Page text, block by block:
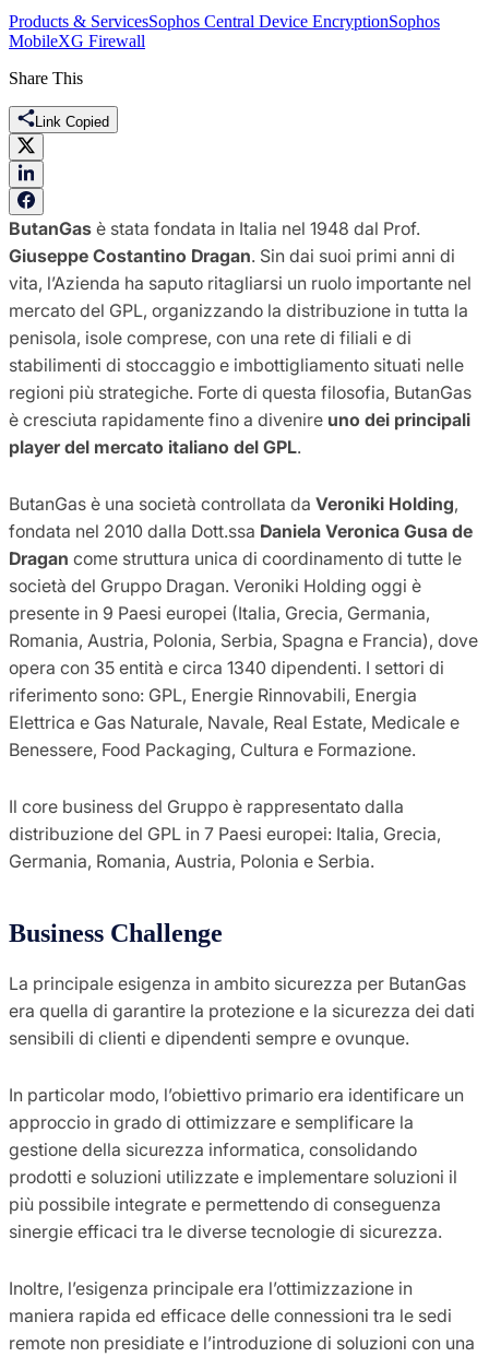
Products & ServicesSophos Central Device EncryptionSophos
MobileXG Firewall
Share This
Link Copied
ButanGas è stata fondata in Italia nel 1948 dal Prof.
Giuseppe Costantino Dragan. Sin dai suoi primi anni di
vita, l’Azienda ha saputo ritagliarsi un ruolo importante nel
mercato del GPL, organizzando la distribuzione in tutta la
penisola, isole comprese, con una rete di filiali e di
stabilimenti di stoccaggio e imbottigliamento situati nelle
regioni più strategiche. Forte di questa filosofia, ButanGas
è cresciuta rapidamente fino a divenire uno dei principali
player del mercato italiano del GPL.
ButanGas è una società controllata da Veroniki Holding,
fondata nel 2010 dalla Dott.ssa Daniela Veronica Gusa de
Dragan come struttura unica di coordinamento di tutte le
società del Gruppo Dragan. Veroniki Holding oggi è
presente in 9 Paesi europei (Italia, Grecia, Germania,
Romania, Austria, Polonia, Serbia, Spagna e Francia), dove
opera con 35 entità e circa 1340 dipendenti. I settori di
riferimento sono: GPL, Energie Rinnovabili, Energia
Elettrica e Gas Naturale, Navale, Real Estate, Medicale e
Benessere, Food Packaging, Cultura e Formazione.
Il core business del Gruppo è rappresentato dalla
distribuzione del GPL in 7 Paesi europei: Italia, Grecia,
Germania, Romania, Austria, Polonia e Serbia.
Business Challenge
La principale esigenza in ambito sicurezza per ButanGas
era quella di garantire la protezione e la sicurezza dei dati
sensibili di clienti e dipendenti sempre e ovunque.
In particolar modo, l’obiettivo primario era identificare un
approccio in grado di ottimizzare e semplificare la
gestione della sicurezza informatica, consolidando
prodotti e soluzioni utilizzate e implementare soluzioni il
più possibile integrate e permettendo di conseguenza
sinergie efficaci tra le diverse tecnologie di sicurezza.
Inoltre, l’esigenza principale era l’ottimizzazione in
maniera rapida ed efficace delle connessioni tra le sedi
remote non presidiate e l’introduzione di soluzioni con una